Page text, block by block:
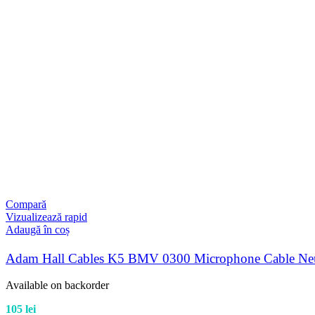
Compară
Vizualizează rapid
Adaugă în coș
Adam Hall Cables K5 BMV 0300 Microphone Cable
Available on backorder
105 lei